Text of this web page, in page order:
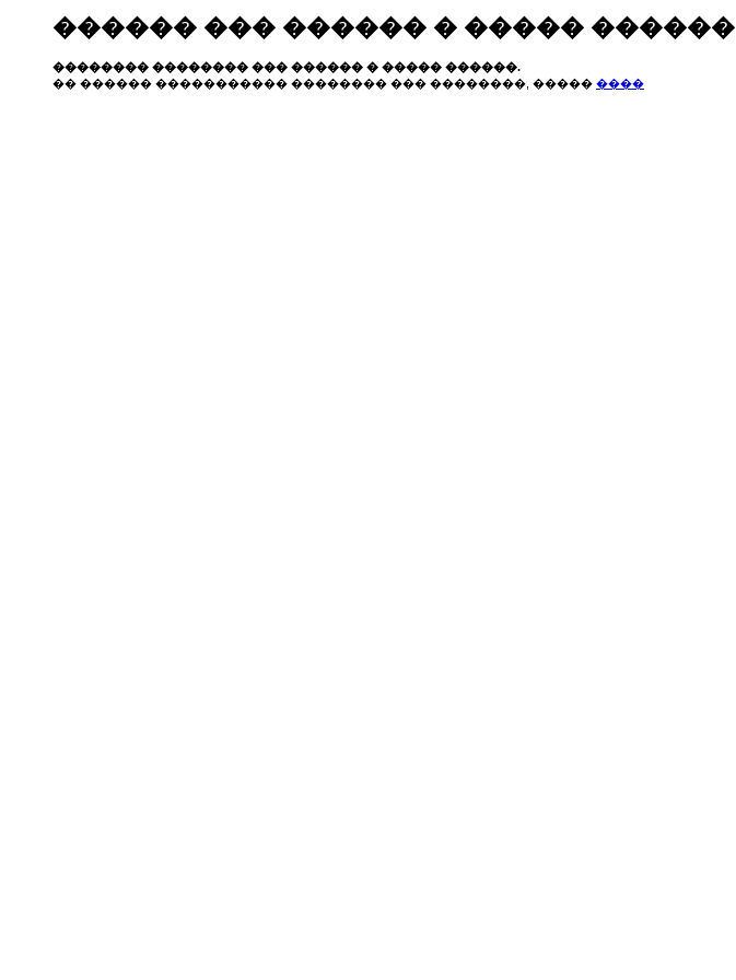
������ ��� ������ � ����� ������
�������� �������� ��� ������ � ����� ������.
�� ������ ����������� �������� ��� ��������, ����� ����